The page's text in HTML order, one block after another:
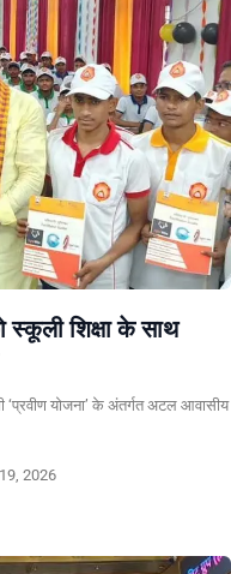
स्कूली शिक्षा के साथ
‘प्रवीण योजना’ के अंतर्गत अटल आवासीय
2026